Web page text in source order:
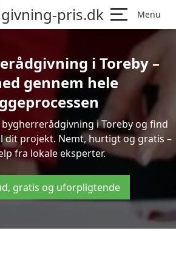
pris.dk Menu
i Toreby –
gennem hele
i Toreby og find
dit projekt. Nemt, hurtigt og gratis –
fra lokale eksperter.
gratis og uforpligtende